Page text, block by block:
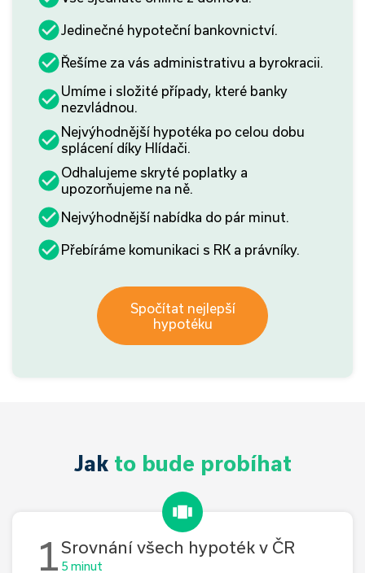
Jedinečné hypoteční bankovnictví.
Řešíme za vás administrativu a byrokracii.
Umíme i složité případy, které banky
nezvládnou.
Nejvýhodnější hypotéka po celou dobu
splácení díky Hlídači.
Odhalujeme skryté poplatky a
upozorňujeme na ně.
Nejvýhodnější nabídka do pár minut.
Přebíráme komunikaci s RK a právníky.
Spočítat nejlepší
hypotéku
Jak to bude probíhat
1Srovnání všech hypoték v ČR
5 minut